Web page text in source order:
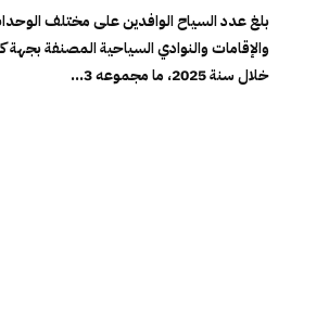
بلغ عدد السياح الوافدين على مختلف
والإقامات والنوادي السياحية المصنفة بجهة
خلال سنة 2025، ما مجموعه 3...